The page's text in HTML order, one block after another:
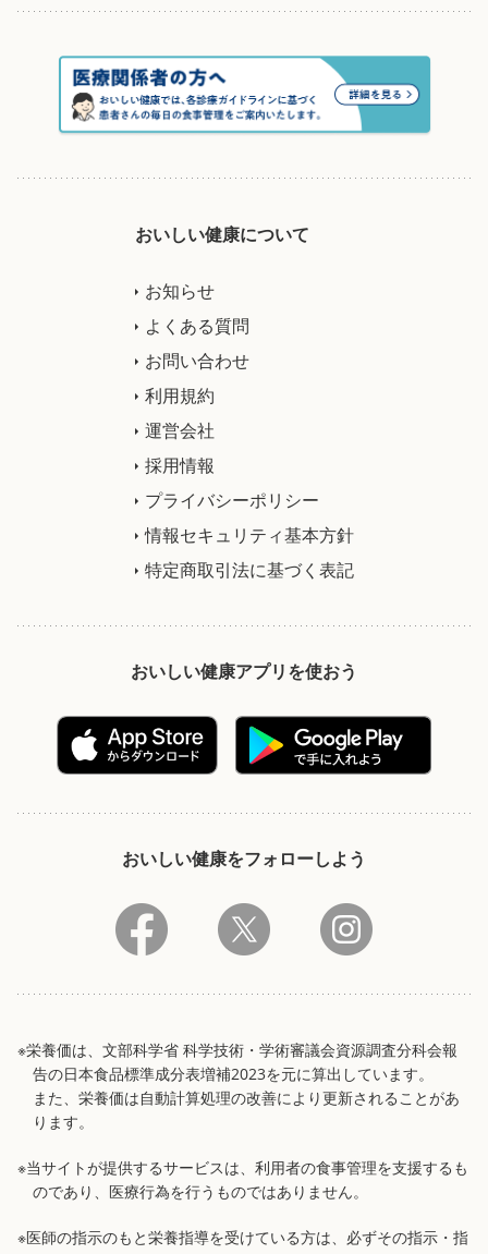
おいしい健康について
お知らせ
よくある質問
お問い合わせ
利用規約
運営会社
採用情報
プライバシーポリシー
情報セキュリティ基本方針
特定商取引法に基づく表記
おいしい健康アプリを使おう
おいしい健康をフォローしよう
※栄養価は、文部科学省 科学技術・学術審議会資源調査分科会報
告の日本食品標準成分表増補2023を元に算出しています。
また、栄養価は自動計算処理の改善により更新されることがあ
ります。
※当サイトが提供するサービスは、利用者の食事管理を支援するも
のであり、医療行為を行うものではありません。
※医師の指示のもと栄養指導を受けている方は、必ずその指示・指